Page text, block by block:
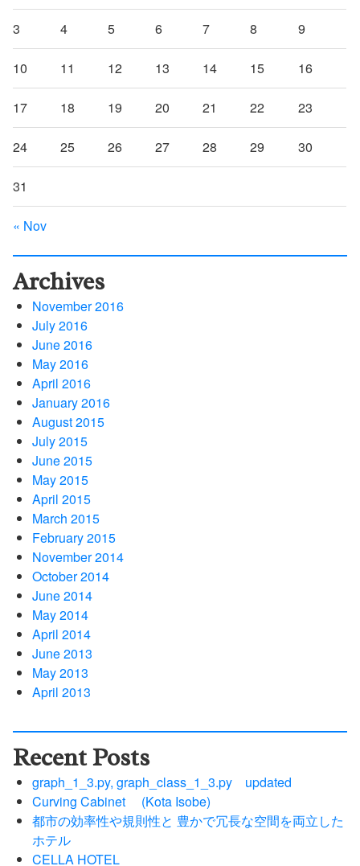
3 4 5 6 7 8 9
10 11 12 13 14 15 16
17 18 19 20 21 22 23
24 25 26 27 28 29 30
31
« Nov
Archives
November 2016
July 2016
June 2016
May 2016
April 2016
January 2016
August 2015
July 2015
June 2015
May 2015
April 2015
March 2015
February 2015
November 2014
October 2014
June 2014
May 2014
April 2014
June 2013
May 2013
April 2013
Recent Posts
graph_1_3.py, graph_class_1_3.py updated
Curving Cabinet (Kota Isobe)
都市の効率性や規則性と 豊かで冗長な空間を両立した
ホテル
CELLA HOTEL